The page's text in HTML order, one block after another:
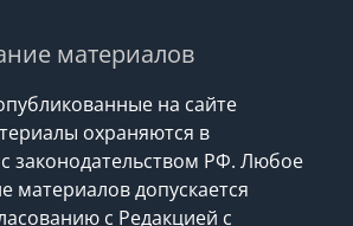
материалов
на сайте
охраняются в
с законодательством РФ. Любое
материалов допускается
с Редакцией с